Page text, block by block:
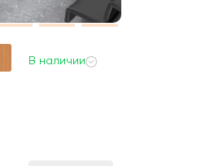
В наличии